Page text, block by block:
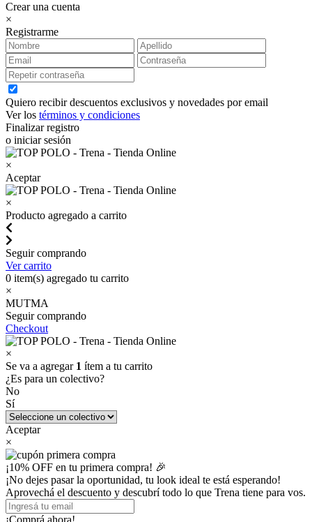
Crear una cuenta
×
Registrarme
Quiero recibir descuentos exclusivos y novedades por email
Ver los términos y condiciones
Finalizar registro
o iniciar sesión
×
Aceptar
×
Producto agregado a carrito
Seguir comprando
Ver carrito
0 item(s) agregado tu carrito
×
MUTMA
Seguir comprando
Checkout
×
Se va a agregar 1 ítem a tu carrito
¿Es para un colectivo?
No
Sí
Aceptar
×
¡10% OFF en tu primera compra! 🎉
¡No dejes pasar la oportunidad, tu look ideal te está esperando!
Aprovechá el descuento y descubrí todo lo que Trena tiene para vos.